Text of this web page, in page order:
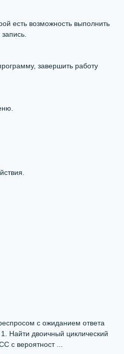
есть возможность выполнить
завершить работу
с ожиданием ответа
Найти двоичный циклический
с вероятност ...